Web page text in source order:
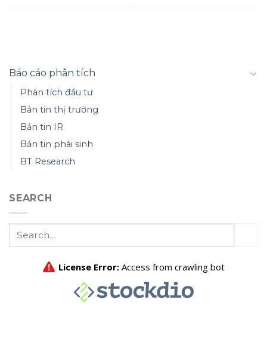
Báo cáo phân tích
Phân tích đầu tư
Bản tin thị trường
Bản tin IR
Bản tin phái sinh
BT Research
SEARCH